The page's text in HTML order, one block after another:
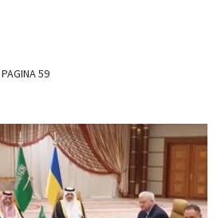
PAGINA 59